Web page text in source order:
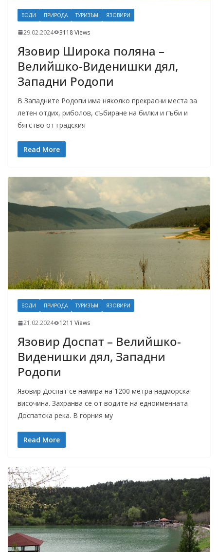
ВОДИ ПРИРОДА ТУРИЗЪМ ЯЗОВИРИ
29.02.2024 3118 Views
Язовир Широка поляна –
Велийшко-Виденишки дял,
Западни Родопи
В Западните Родопи има няколко прекрасни места за
летен отдих, риболов, събиране на билки и гъби и
бягство от градския
Read More
ВОДИ ПРИРОДА ТУРИЗЪМ ЯЗОВИРИ
21.02.2024 1211 Views
Язовир Доспат – Велийшко-
Виденишки дял, Западни
Родопи
Язовир Доспат се намира на 1200 метра надморска
височина. Захранва се от водите на едноименната
Доспатска река. В горния му
Read More